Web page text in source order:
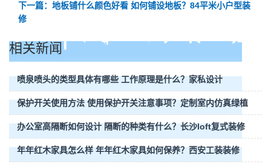
下一篇：地板铺什么颜色好看 如何铺设地板？84平米小户型装
修
相关新闻
喷泉喷头的类型具体有哪些 工作原理是什么？家私设计
保护开关使用方法 使用保护开关注意事项？定制室内仿真绿植
办公室高隔断如何设计 隔断的种类有什么？长沙loft复式装修
年年红木家具怎么样 年年红木家具如何保养？西安工装装修